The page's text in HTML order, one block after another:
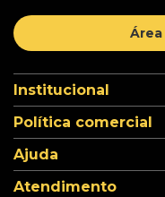
Institucional
Política comercial
Ajuda
Atendimento